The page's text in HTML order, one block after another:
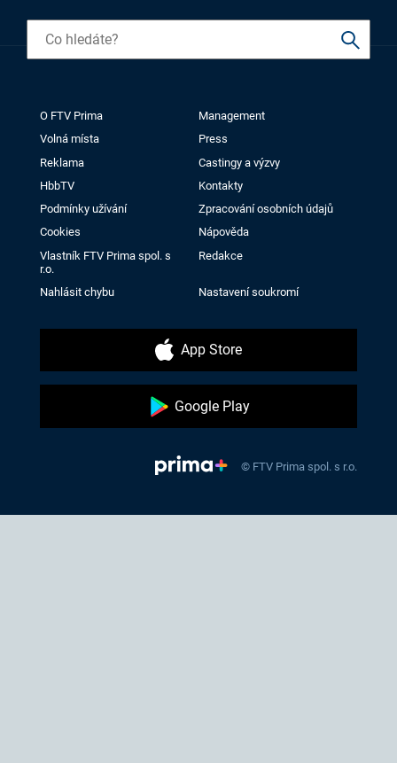
O FTV Prima
Management
Volná místa
Press
Reklama
Castingy a výzvy
HbbTV
Kontakty
Podmínky užívání
Zpracování osobních údajů
Cookies
Nápověda
Vlastník FTV Prima spol. s
r.o.
Redakce
Nahlásit chybu Nastavení soukromí
App Store
Google Play
© FTV Prima spol. s r.o.